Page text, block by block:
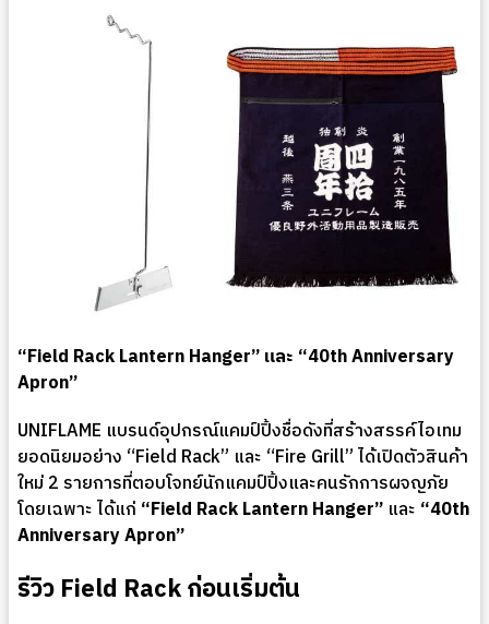
“Field Rack Lantern Hanger” และ “40th Anniversary
Apron”
UNIFLAME แบรนด์อุปกรณ์แคมป์ปิ้งชื่อดังที่สร้างสรรค์ไอเทม
ยอดนิยมอย่าง “Field Rack” และ “Fire Grill” ได้เปิดตัวสินค้า
ใหม่ 2 รายการที่ตอบโจทย์นักแคมป์ปิ้งและคนรักการผจญภัย
โดยเฉพาะ ได้แก่ “Field Rack Lantern Hanger” และ “40th
Anniversary Apron”
รีวิว Field Rack ก่อนเริ่มต้น